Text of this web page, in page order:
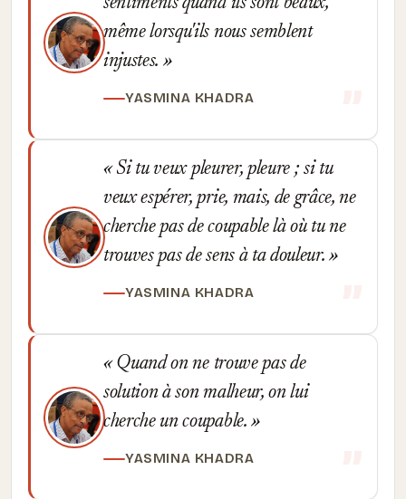
même lorsqu'ils nous semblent
injustes.
YASMINA KHADRA
Si tu veux pleurer, pleure ; si tu
veux espérer, prie, mais, de grâce, ne
cherche pas de coupable là où tu ne
trouves pas de sens à ta douleur.
YASMINA KHADRA
Quand on ne trouve pas de
solution à son malheur, on lui
cherche un coupable.
YASMINA KHADRA